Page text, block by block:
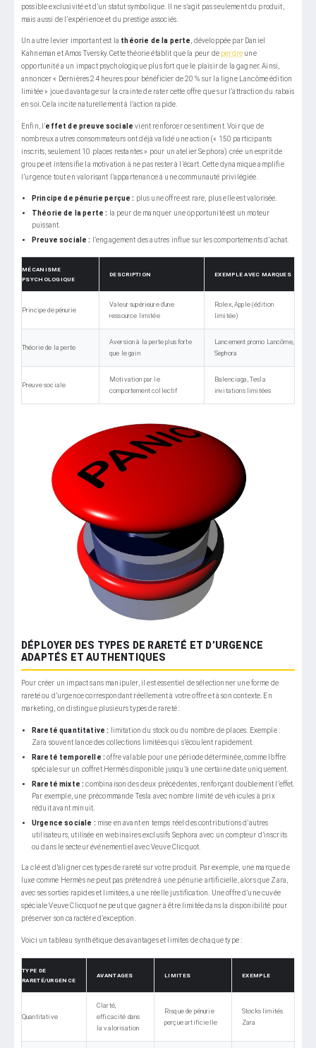
possible exclusivité et d’un statut symbolique. Il ne s’agit pas seulement du produit,
mais aussi de l’expérience et du prestige associés.
Un autre levier important est la théorie de la perte, développée par Daniel
Kahneman et Amos Tversky. Cette théorie établit que la peur de perdre une
opportunité a un impact psychologique plus fort que le plaisir de la gagner. Ainsi,
annoncer « Dernières 24 heures pour bénéficier de 20 % sur la ligne Lancôme édition
limitée » joue davantage sur la crainte de rater cette offre que sur l’attraction du rabais
en soi. Cela incite naturellement à l’action rapide.
Enfin, l’effet de preuve sociale vient renforcer ce sentiment. Voir que de
nombreux autres consommateurs ont déjà validé une action (« 150 participants
inscrits, seulement 10 places restantes » pour un atelier Sephora) crée un esprit de
groupe et intensifie la motivation à ne pas rester à l’écart. Cette dynamique amplifie
l’urgence tout en valorisant l’appartenance à une communauté privilégiée.
Principe de pénurie perçue : plus une offre est rare, plus elle est valorisée.
Théorie de la perte :
la peur de manquer une opportunité est un moteur
puissant.
Preuve sociale :
l’engagement des autres influe sur les comportements d’achat.
MÉCANISME
PSYCHOLOGIQUE
DESCRIPTION EXEMPLE AVEC MARQUES
Principe de pénurie
Valeur supérieure d’une
ressource limitée
Rolex, Apple (édition
limitée)
Théorie de la perte
Aversion à la perte plus forte
que le gain
Lancement promo Lancôme,
Sephora
Preuve sociale
Motivation par le
comportement collectif
Balenciaga, Tesla
invitations limitées
DÉPLOYER DES TYPES DE RARETÉ ET D’URGENCE
ADAPTÉS ET AUTHENTIQUES
Pour créer un impact sans manipuler, il est essentiel de sélectionner une forme de
rareté ou d’urgence correspondant réellement à votre offre et à son contexte. En
marketing, on distingue plusieurs types de rareté :
Rareté quantitative :
limitation du stock ou du nombre de places. Exemple :
Zara souvent lance des collections limitées qui s’écoulent rapidement.
Rareté temporelle : offre valable pour une période déterminée, comme l’offre
spéciale sur un coffret Hermès disponible jusqu’à une certaine date uniquement.
Rareté mixte : combinaison des deux précédentes, renforçant doublement l’effet.
Par exemple, une précommande Tesla avec nombre limité de véhicules à prix
réduit avant minuit.
Urgence sociale : mise en avant en temps réel des contributions d’autres
utilisateurs, utilisée en webinaires exclusifs Sephora avec un compteur d’inscrits
ou dans le secteur événementiel avec Veuve Clicquot.
La clé est d’aligner ces types de rareté sur votre produit. Par exemple, une marque de
luxe comme Hermès ne peut pas prétendre à une pénurie artificielle, alors que Zara,
avec ses sorties rapides et limitées, a une réelle justification. Une offre d’une cuvée
spéciale Veuve Clicquot ne peut que gagner à être limitée dans la disponibilité pour
préserver son caractère d’exception.
Voici un tableau synthétique des avantages et limites de chaque type :
TYPE DE
RARETÉ/URGENCE
AVANTAGES LIMITES EXEMPLE
Quantitative
Clarté,
efficacité dans
la valorisation
Risque de pénurie
perçue artificielle
Stocks limités
Zara